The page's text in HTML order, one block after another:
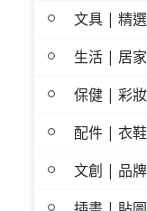
文具 | 精
生活 | 居
保健 | 彩
配件 | 衣
文創 | 品